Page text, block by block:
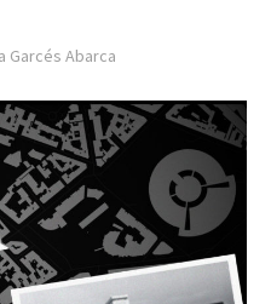
Garcés Abarca